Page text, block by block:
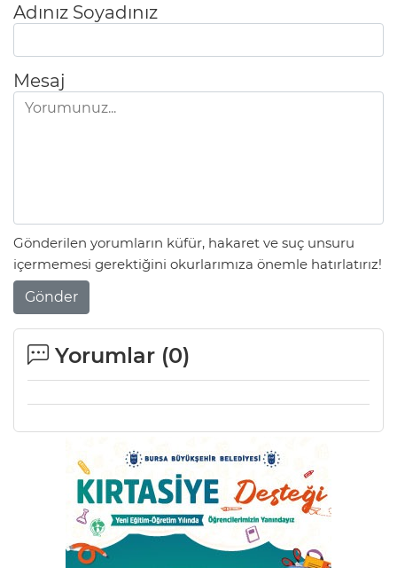
Adınız Soyadınız
Mesaj
Gönderilen yorumların küfür, hakaret ve suç unsuru
içermemesi gerektiğini okurlarımıza önemle hatırlatırız!
Gönder
Yorumlar (0)